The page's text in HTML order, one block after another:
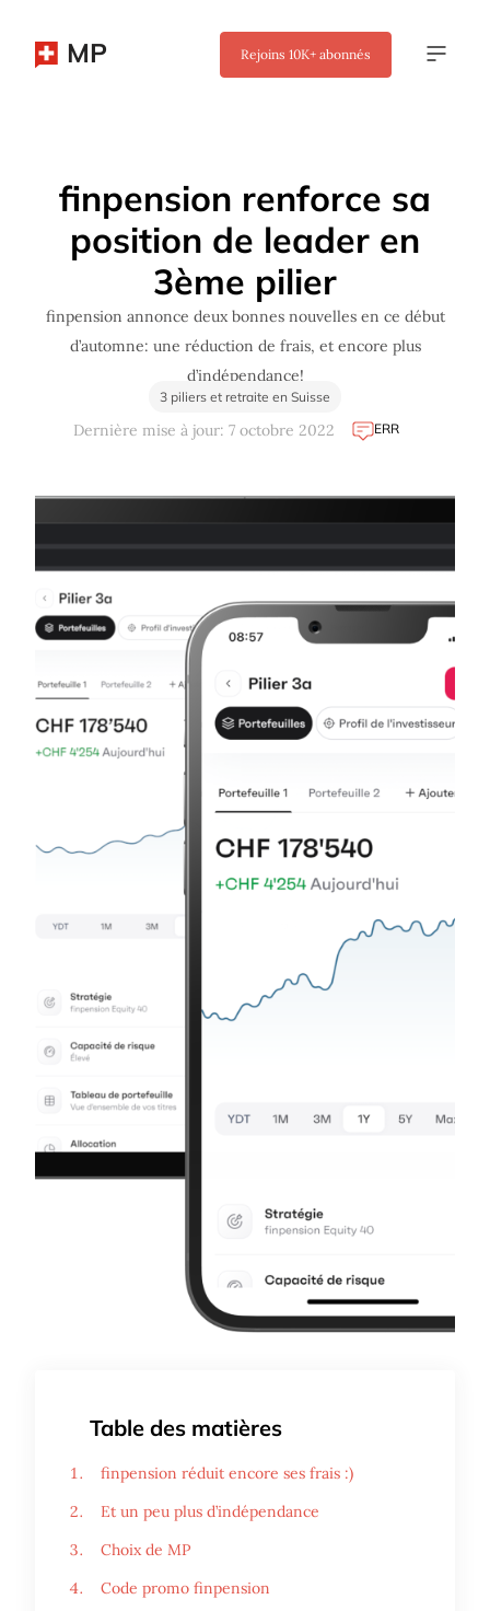
MP Rejoins 10K+ abonnés
finpension renforce sa
position de leader en
3ème pilier
finpension annonce deux bonnes nouvelles en ce début
d’automne: une réduction de frais, et encore plus
d’indépendance!
3 piliers et retraite en Suisse
Dernière mise à jour: 7 octobre 2022 ERR
Table des matières
finpension réduit encore ses frais :)
Et un peu plus d’indépendance
Choix de MP
Code promo finpension